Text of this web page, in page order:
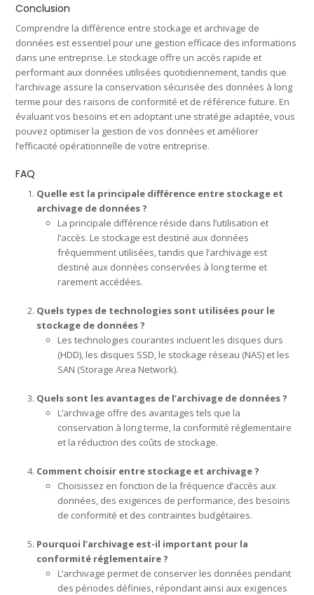
Conclusion
Comprendre la différence entre stockage et archivage de
données est essentiel pour une gestion efficace des informations
dans une entreprise. Le stockage offre un accès rapide et
performant aux données utilisées quotidiennement, tandis que
l’archivage assure la conservation sécurisée des données à long
terme pour des raisons de conformité et de référence future. En
évaluant vos besoins et en adoptant une stratégie adaptée, vous
pouvez optimiser la gestion de vos données et améliorer
l’efficacité opérationnelle de votre entreprise.
FAQ
Quelle est la principale différence entre stockage et
archivage de données ?
La principale différence réside dans l’utilisation et
l’accès. Le stockage est destiné aux données
fréquemment utilisées, tandis que l’archivage est
destiné aux données conservées à long terme et
rarement accédées.
Quels types de technologies sont utilisées pour le
stockage de données ?
Les technologies courantes incluent les disques durs
(HDD), les disques SSD, le stockage réseau (NAS) et les
SAN (Storage Area Network).
Quels sont les avantages de l’archivage de données ?
L’archivage offre des avantages tels que la
conservation à long terme, la conformité réglementaire
et la réduction des coûts de stockage.
Comment choisir entre stockage et archivage ?
Choisissez en fonction de la fréquence d’accès aux
données, des exigences de performance, des besoins
de conformité et des contraintes budgétaires.
Pourquoi l’archivage est-il important pour la
conformité réglementaire ?
L’archivage permet de conserver les données pendant
des périodes définies, répondant ainsi aux exigences